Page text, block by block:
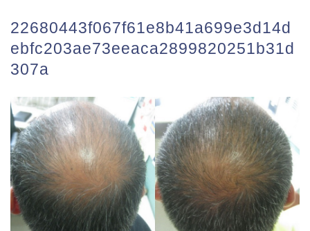
22680443f067f61e8b41a699e3d14d
ebfc203ae73eeaca2899820251b31d
307a